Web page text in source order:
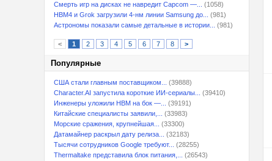
Смерть игр на дисках не навредит Capcom —...
(1058)
HBM4 и Grok загрузили 4-нм линии Samsung до...
(981)
Астрономы показали самые детальные в истории...
(981)
< 1 2 3 4 5 6 7 8 >
Популярные
США стали главным поставщиком...
(39888)
Character.AI запустила короткие ИИ-сериалы...
(39410)
Инженеры уложили HBM на бок —...
(39191)
Китайские специалисты заявили,...
(33983)
Морские сражения, крупнейшая...
(33300)
Датамайнер раскрыл дату релиза...
(32183)
Тысячи сотрудников Google требуют...
(28255)
Thermaltake представила блок питания,...
(26543)